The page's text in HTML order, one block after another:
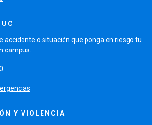
accidente o situación que ponga en riesgo tu
campus.
Y VIOLENCIA